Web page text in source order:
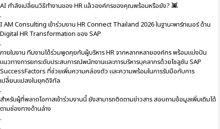
AI กำลังเปลี่ยนวิธีทำงานของ HR แล้วองค์กรของคุณพร้อมหรือยัง? 👾
.
I AM Consulting เข้าร่วมงาน HR Connect Thailand 2026 ในฐานะพาร์ทเนอร์ ด้าน
Digital HR Transformation ของ SAP
.
ภายในงาน ทีมงานได้ร่วมพูดคุยกับผู้บริหาร HR จากหลากหลายองค์กร พร้อมแบ่งปัน
แนวทางการยกระดับประสบการณ์พนักงานและการบริหารบุคลากรด้วยโซลูชัน SAP
SuccessFactors ที่ช่วยเพิ่มความคล่องตัว และความพร้อมในการรับมือกับการ
เปลี่ยนแปลงในยุคดิจิทัล
.
สำหรับผู้ที่พลาดโอกาสเข้าร่วมงานนี้ ยังสามารถติดตามข่าวสาร สอบถามข้อมูลเพิ่มเติมได้
ตามช่องทางด้านล่าง
.